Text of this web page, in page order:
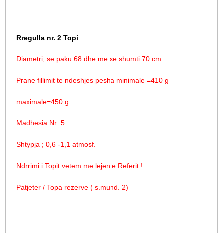
Rregulla nr. 2 Topi
Diametri; se paku 68 dhe me se shumti 70 cm
Prane fillimit te ndeshjes pesha minimale =410 g
maximale=450 g
Madhesia Nr: 5
Shtypja ; 0,6 -1,1 atmosf.
Ndrrimi i Topit vetem me lejen e Referit !
Patjeter / Topa rezerve ( s.mund. 2)